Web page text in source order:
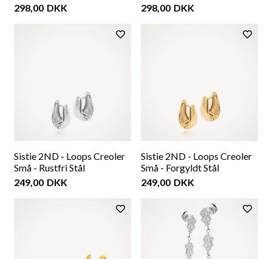
298,00 DKK
298,00 DKK
Sistie 2ND - Loops Creoler
Små - Rustfri Stål
249,00 DKK
Sistie 2ND - Loops Creoler
Små - Forgyldt Stål
249,00 DKK